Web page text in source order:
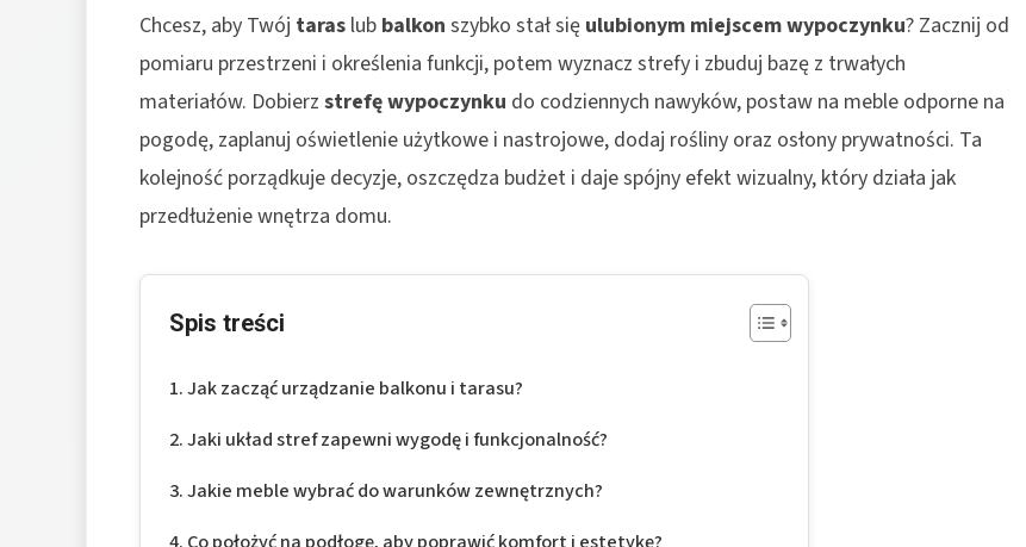
Chcesz, aby Twój taras lub balkon szybko stał się ulubionym miejscem wypoczynku? Zacznij od
pomiaru przestrzeni i określenia funkcji, potem wyznacz strefy i zbuduj bazę z trwałych
materiałów. Dobierz strefę wypoczynku do codziennych nawyków, postaw na meble odporne na
pogodę, zaplanuj oświetlenie użytkowe i nastrojowe, dodaj rośliny oraz osłony prywatności. Ta
kolejność porządkuje decyzje, oszczędza budżet i daje spójny efekt wizualny, który działa jak
przedłużenie wnętrza domu.
Spis treści
Jak zacząć urządzanie balkonu i tarasu?
Jaki układ stref zapewni wygodę i funkcjonalność?
Jakie meble wybrać do warunków zewnętrznych?
Co położyć na podłogę, aby poprawić komfort i estetykę?